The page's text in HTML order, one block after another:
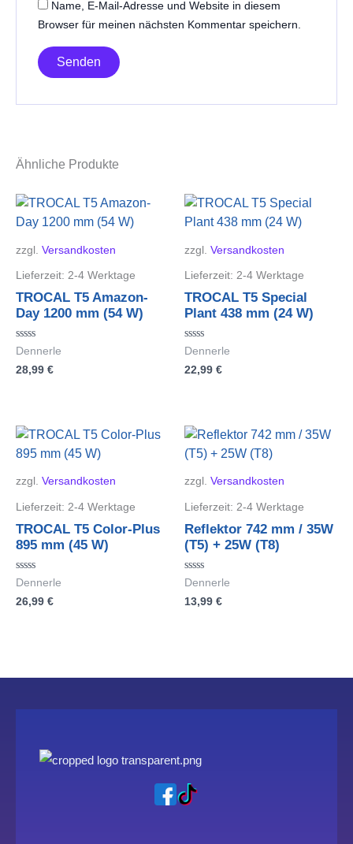
Name, E-Mail-Adresse und Website in diesem
Browser für meinen nächsten Kommentar speichern.
Ähnliche Produkte
zzgl. Versandkosten
Lieferzeit: 2-4 Werktage
TROCAL T5 Amazon-
Day 1200 mm (54 W)
Bewertet
0
Dennerle
28,99 €
zzgl. Versandkosten
Lieferzeit: 2-4 Werktage
TROCAL T5 Special
Plant 438 mm (24 W)
Bewertet
0
Dennerle
22,99 €
zzgl. Versandkosten
Lieferzeit: 2-4 Werktage
TROCAL T5 Color-Plus
895 mm (45 W)
Bewertet
0
Dennerle
26,99 €
zzgl. Versandkosten
Lieferzeit: 2-4 Werktage
Reflektor 742 mm / 35W
(T5) + 25W (T8)
Bewertet
0
Dennerle
13,99 €